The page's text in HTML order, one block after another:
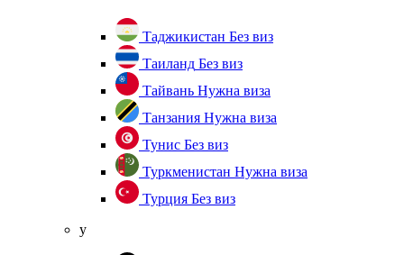
Таджикистан Без виз
Таиланд Без виз
Тайвань Нужна виза
Танзания Нужна виза
Тунис Без виз
Туркменистан Нужна виза
Турция Без виз
у